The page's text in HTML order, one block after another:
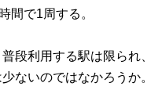
間で1周する。
段利用する駅は限られ、
ないのではなかろうか。